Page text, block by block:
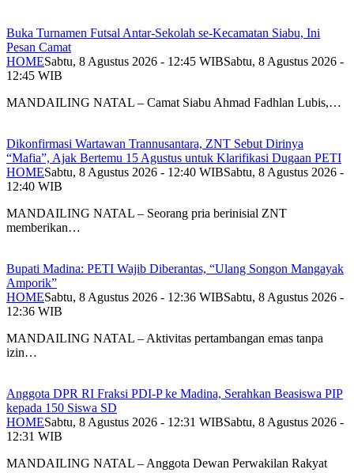
Buka Turnamen Futsal Antar-Sekolah se-Kecamatan Siabu, Ini
Pesan Camat
HOMESabtu, 8 Agustus 2026 - 12:45 WIBSabtu, 8 Agustus 2026 -
12:45 WIB
MANDAILING NATAL – Camat Siabu Ahmad Fadhlan Lubis,…
Dikonfirmasi Wartawan Trannusantara, ZNT Sebut Dirinya
“Mafia”, Ajak Bertemu 15 Agustus untuk Klarifikasi Dugaan PETI
HOMESabtu, 8 Agustus 2026 - 12:40 WIBSabtu, 8 Agustus 2026 -
12:40 WIB
MANDAILING NATAL – Seorang pria berinisial ZNT
memberikan…
Bupati Madina: PETI Wajib Diberantas, “Ulang Songon Mangayak
Amporik”
HOMESabtu, 8 Agustus 2026 - 12:36 WIBSabtu, 8 Agustus 2026 -
12:36 WIB
MANDAILING NATAL – Aktivitas pertambangan emas tanpa
izin…
Anggota DPR RI Fraksi PDI-P ke Madina, Serahkan Beasiswa PIP
kepada 150 Siswa SD
HOMESabtu, 8 Agustus 2026 - 12:31 WIBSabtu, 8 Agustus 2026 -
12:31 WIB
MANDAILING NATAL – Anggota Dewan Perwakilan Rakyat